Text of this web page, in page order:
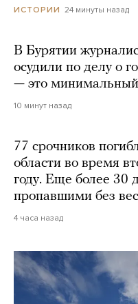
ИСТОРИИ 24 минуты назад
В Бурятии
осудили по делу о
— это минимальный
10 минут назад
77 срочников
области во время
году. Еще более 30
пропавшими без
4 часа назад